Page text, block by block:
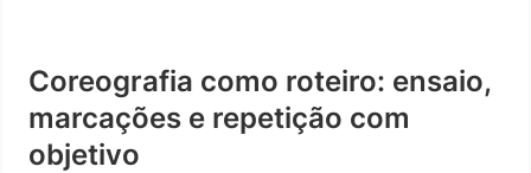
Coreografia como roteiro: ensaio,
marcações e repetição com
objetivo